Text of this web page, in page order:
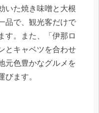
いた焼き味噌と大根
品で、観光客だけで
す。また、「伊那ロ
とキャベツを合わせ
元色豊かなグルメを
びます。